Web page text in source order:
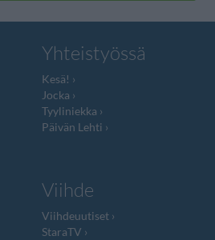
Yhteistyössä
Kesä!
Jocka
Tyyliniekka
Päivän Lehti
Viihde
Viihdeuutiset
StaraTV